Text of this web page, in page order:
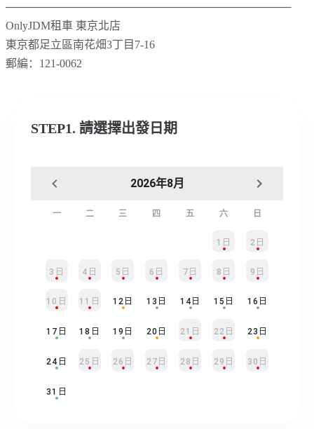
─────────────────────────────────────
OnlyJDM租車 東京北店
東京都足立區南花畑3丁目7-16
郵編： 121-0062
STEP1. 請選擇出發日期
2026年8月
一 二 三 四 五 六 日
1日 2日
3日 4日 5日 6日 7日 8日 9日
10日 11日 12日 13日 14日 15日 16日
17日 18日 19日 20日 21日 22日 23日
24日 25日 26日 27日 28日 29日 30日
31日